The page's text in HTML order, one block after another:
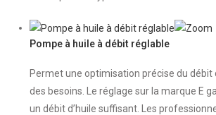
Pompe à huile à débit réglable
Permet une optimisation précise du débit
des besoins. Le réglage sur la marque E
un débit d’huile suffisant. Les